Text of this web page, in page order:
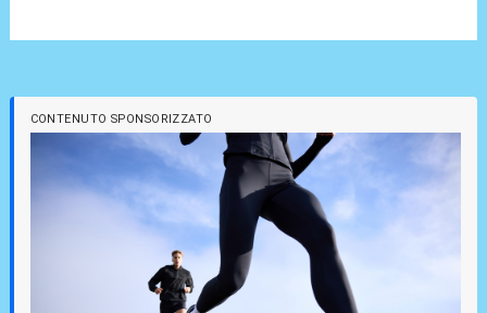
CONTENUTO SPONSORIZZATO